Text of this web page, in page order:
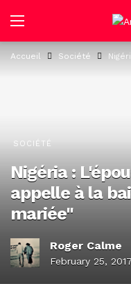
Accueil Société
SOCIÉTÉ
Nigéria :
appelle à la
mariée"
Roger Calme
February 25, 2017